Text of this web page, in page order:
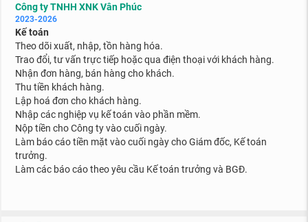
Công ty TNHH XNK Vân Phúc
2023-2026
Kế toán
Theo dõi xuất, nhập, tồn hàng hóa.
Trao đổi, tư vấn trực tiếp hoặc qua điện thoại với khách hàng.
Nhận đơn hàng, bán hàng cho khách.
Thu tiền khách hàng.
Lập hoá đơn cho khách hàng.
Nhập các nghiệp vụ kế toán vào phần mềm.
Nộp tiền cho Công ty vào cuối ngày.
Làm báo cáo tiền mặt vào cuối ngày cho Giám đốc, Kế toán
trưởng.
Làm các báo cáo theo yêu cầu Kế toán trưởng và BGĐ.